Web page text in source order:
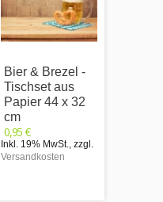
Bier & Brezel -
Tischset aus
Papier 44 x 32
cm
0,95 €
Inkl. 19% MwSt., zzgl.
Versandkosten